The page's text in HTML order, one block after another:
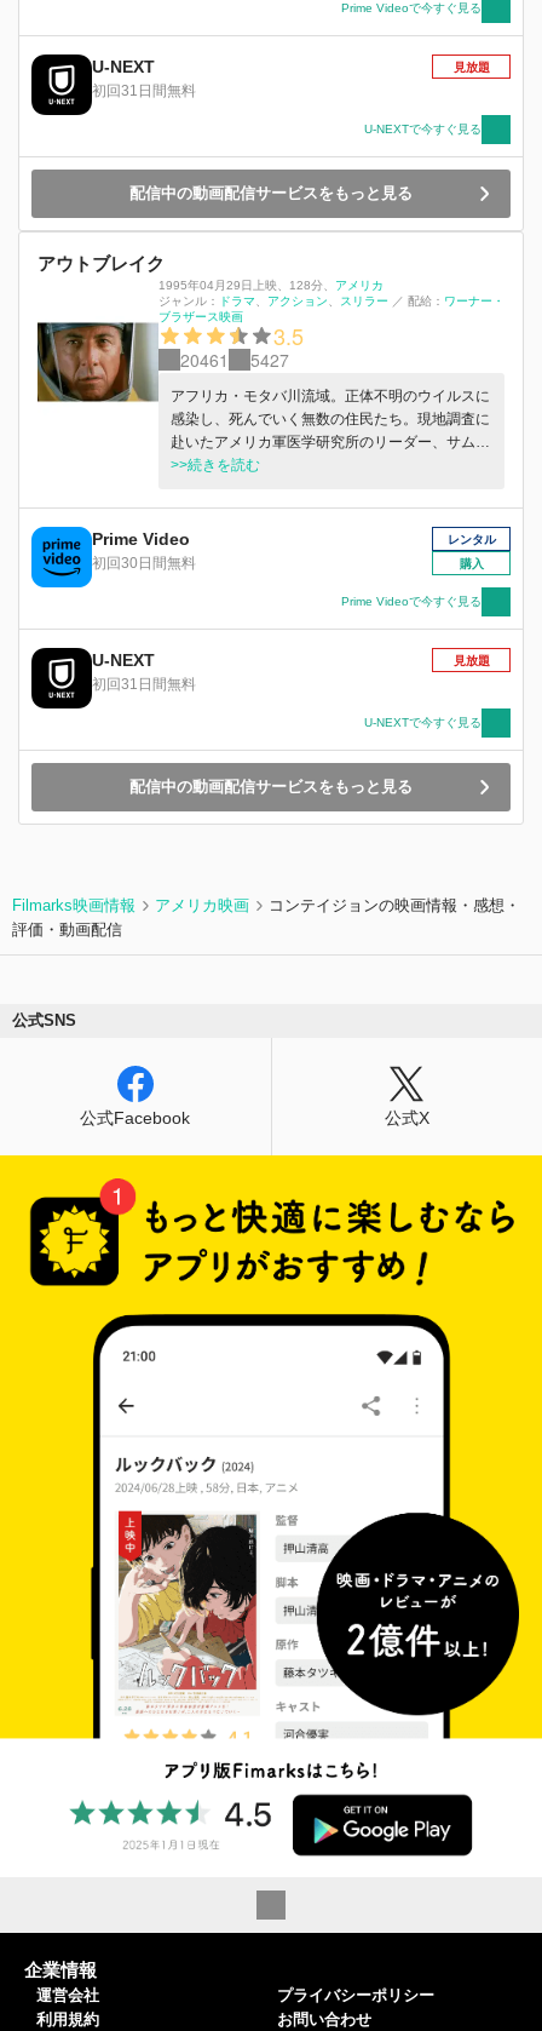
Prime Videoで今すぐ見る
U-NEXT
初回31日間無料
見放題
U-NEXTで今すぐ見る
配信中の動画配信サービスをもっと見る
アウトブレイク
1995年04月29日上映 128分
アメリカ
ジャンル：
ドラマ アクション スリラー ／ 配給： ワーナー・
ブラザース映画
3.5
20461 5427
アフリカ・モタバ川流域。正体不明のウイルスに
感染し、死んでいく無数の住民たち。現地調査に
赴いたアメリカ軍医学研究所のリーダー、サム・
ダニエルズは軍に警戒態勢を進言するが却下され
ォルニアに出現し…。
>>続きを読む
Prime Video
初回30日間無料
レンタル
購入
Prime Videoで今すぐ見る
U-NEXT
初回31日間無料
見放題
U-NEXTで今すぐ見る
配信中の動画配信サービスをもっと見る
Filmarks映画情報 アメリカ映画
コンテイジョンの映画情報・感想・
評価・動画配信
公式SNS
公式Facebook 公式X
企業情報
運営会社
利用規約
プライバシーポリシー
お問い合わせ